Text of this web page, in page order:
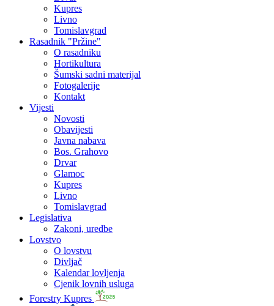
Kupres
Livno
Tomislavgrad
Rasadnik "Pržine"
O rasadniku
Hortikultura
Šumski sadni materijal
Fotogalerije
Kontakt
Vijesti
Novosti
Obavijesti
Javna nabava
Bos. Grahovo
Drvar
Glamoc
Kupres
Livno
Tomislavgrad
Legislativa
Zakoni, uredbe
Lovstvo
O lovstvu
Divljač
Kalendar lovljenja
Cjenik lovnih usluga
Forestry Kupres